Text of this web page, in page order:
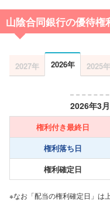
山陰合同銀行の優待権
2027年 2026年 2025年
2026年3
権利付き最終日
権利落ち日
権利確定日
※なお「配当の権利確定日」は